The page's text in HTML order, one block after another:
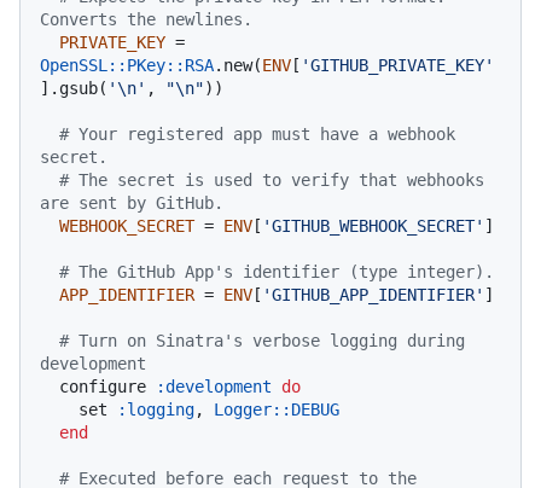
Converts the newlines.
PRIVATE_KEY
OpenSSL::PKey::RSA.new(ENV [ 'GITHUB_PRIVATE_KEY'
].gsub( '\n' , "\n"))
# Your registered app must have a webhook
secret.
# The secret is used to verify that webhooks
are sent by GitHub.
WEBHOOK_SECRET = ENV [ 'GITHUB_WEBHOOK_SECRET' ]
# The GitHub App's identifier (type integer).
APP_IDENTIFIER = ENV [ 'GITHUB_APP_IDENTIFIER' ]
# Turn on Sinatra's verbose logging during
development
  configure
:development
do
    set
:logging, Logger: :DEBUG
end
# Executed before each request to the